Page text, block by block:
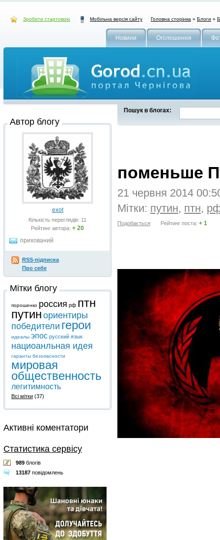
Зробити стартовою Мобільна версія сайту Головна сторінка » Блоги »
Новини Оголошення
Пошук в блогах:
поменьше
21 червня 2014
Мітки: путин, птн,
Подобається Рейтинг поста: + 1
Автор блогу
exot
Кількість переглядів: 11
Рейтинг автора: + 20
прихований
RSS-підписка
Про себе
Мітки блогу
порошенко россия рф птн
путин ориентиры
победители герои
идеалы эпос русский язык
нациоанльная идея
гаранты безопасности
мировая
общественность
легитимность
Всі мітки (37)
Активні коментатори
Статистика сервісу
989 блогів
13187 повідомлень